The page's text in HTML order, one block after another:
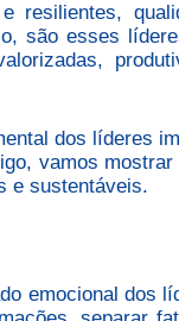
resilientes,
são esses
dos líderes
vamos mostrar
e sustentáveis.
emocional dos